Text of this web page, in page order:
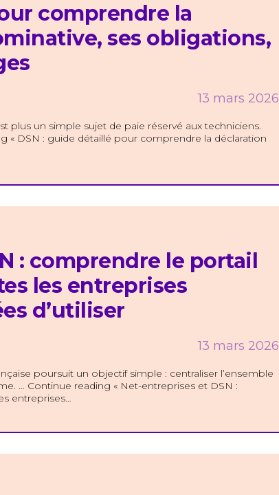
comprendre la
ses obligations,
13 mars 2026
plus un simple sujet de paie réservé aux techniciens.
« DSN : guide détaillé pour comprendre la déclaration
: comprendre le portail
les entreprises
d’utiliser
13 mars 2026
poursuit un objectif simple : centraliser l’ensemble
… Continue reading « Net-entreprises et DSN :
entreprises…